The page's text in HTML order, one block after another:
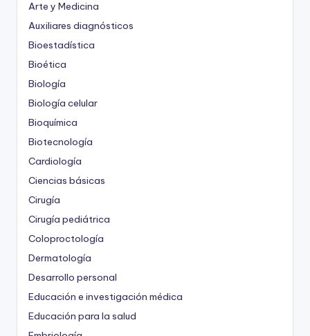
Arte y Medicina
Auxiliares diagnósticos
Bioestadística
Bioética
Biología
Biología celular
Bioquímica
Biotecnología
Cardiología
Ciencias básicas
Cirugía
Cirugía pediátrica
Coloproctología
Dermatología
Desarrollo personal
Educación e investigación médica
Educación para la salud